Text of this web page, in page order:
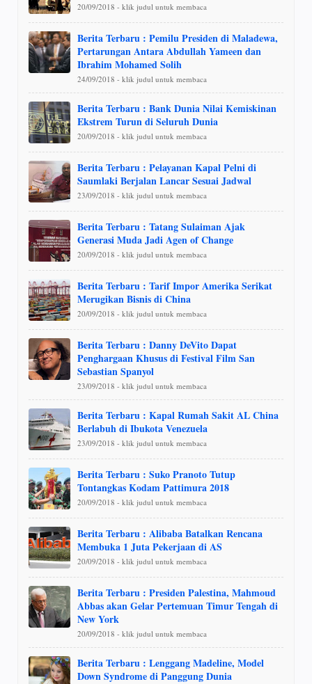
20/09/2018 - klik judul untuk membaca
Berita Terbaru : Pemilu Presiden di Maladewa,
Pertarungan Antara Abdullah Yameen dan
Ibrahim Mohamed Solih
24/09/2018 - klik judul untuk membaca
Berita Terbaru : Bank Dunia Nilai Kemiskinan
Ekstrem Turun di Seluruh Dunia
20/09/2018 - klik judul untuk membaca
Berita Terbaru : Pelayanan Kapal Pelni di
Saumlaki Berjalan Lancar Sesuai Jadwal
23/09/2018 - klik judul untuk membaca
Berita Terbaru : Tatang Sulaiman Ajak
Generasi Muda Jadi Agen of Change
20/09/2018 - klik judul untuk membaca
Berita Terbaru : Tarif Impor Amerika Serikat
Merugikan Bisnis di China
20/09/2018 - klik judul untuk membaca
Berita Terbaru : Danny DeVito Dapat
Penghargaan Khusus di Festival Film San
Sebastian Spanyol
23/09/2018 - klik judul untuk membaca
Berita Terbaru : Kapal Rumah Sakit AL China
Berlabuh di Ibukota Venezuela
23/09/2018 - klik judul untuk membaca
Berita Terbaru : Suko Pranoto Tutup
Tontangkas Kodam Pattimura 2018
20/09/2018 - klik judul untuk membaca
Berita Terbaru : Alibaba Batalkan Rencana
Membuka 1 Juta Pekerjaan di AS
20/09/2018 - klik judul untuk membaca
Berita Terbaru : Presiden Palestina, Mahmoud
Abbas akan Gelar Pertemuan Timur Tengah di
New York
20/09/2018 - klik judul untuk membaca
Berita Terbaru : Lenggang Madeline, Model
Down Syndrome di Panggung Dunia